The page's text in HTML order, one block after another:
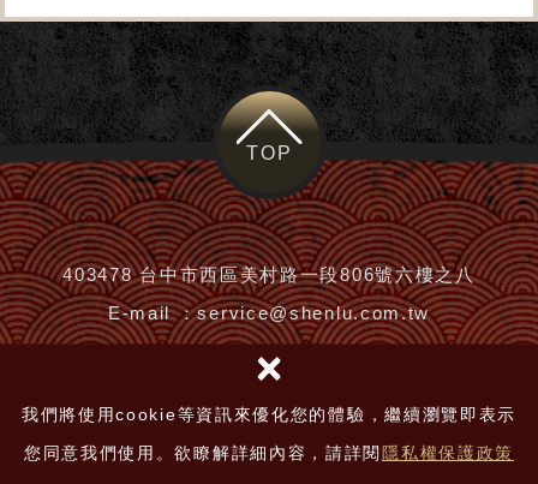
我們將使用cookie等資訊來優化您的體驗，繼續瀏覽即表示
您同意我們使用。欲瞭解詳細內容，請詳閱 隱私權保護政策
×
TOP
403478 台中市西區美村路一段806號六樓之八
E-mail ：service@shenlu.com.tw
TEL：
0800-530888